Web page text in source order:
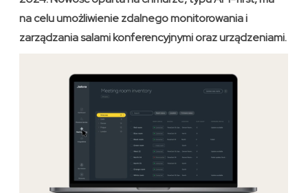
na celu umożliwienie zdalnego monitorowania i
zarządzania salami konferencyjnymi oraz urządzeniami.